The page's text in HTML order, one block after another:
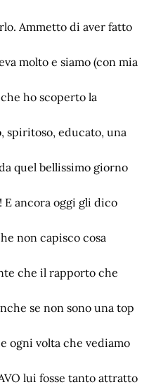
Ammetto di aver fatto
molto e siamo (con mia
ho scoperto la
spiritoso, educato, una
quel bellissimo giorno
E ancora oggi gli dico
non capisco cosa
che il rapporto che
se non sono una top
ogni volta che vediamo
lui fosse tanto attratto